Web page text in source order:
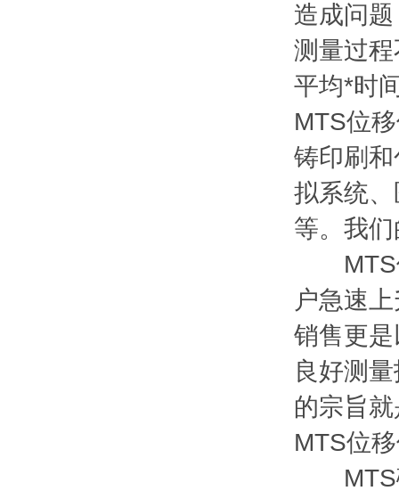
造成问
测量过
平均*时
MTS位
铸印刷
拟系统
等。我
MTS位
户急速
销售更
良好测
的宗旨
MTS位
MTS磁